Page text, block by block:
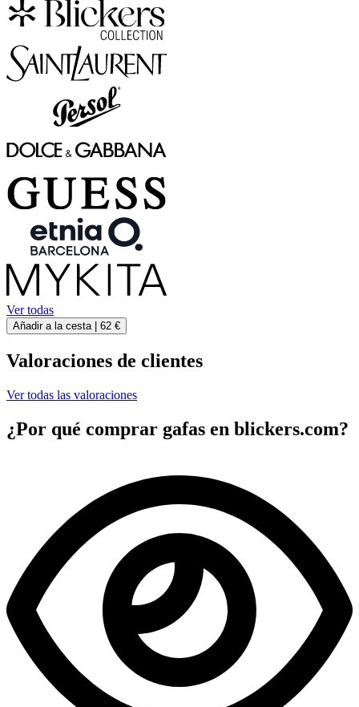
Ver todas
Añadir a la cesta | 62 €
Valoraciones de clientes
Ver todas las valoraciones
¿Por qué comprar gafas en blickers.com?